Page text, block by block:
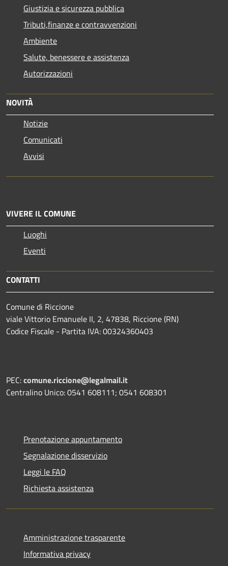
Giustizia e sicurezza pubblica
Tributi,finanze e contravvenzioni
Ambiente
Salute, benessere e assistenza
Autorizzazioni
NOVITÀ
Notizie
Comunicati
Avvisi
VIVERE IL COMUNE
Luoghi
Eventi
CONTATTI
Comune di Riccione
viale Vittorio Emanuele II, 2, 47838, Riccione (RN)
Codice Fiscale - Partita IVA: 00324360403
PEC:comune.riccione@legalmail.it
Centralino Unico: 0541 608111; 0541 608301
Prenotazione appuntamento
Segnalazione disservizio
Leggi le FAQ
Richiesta assistenza
Amministrazione trasparente
Informativa privacy